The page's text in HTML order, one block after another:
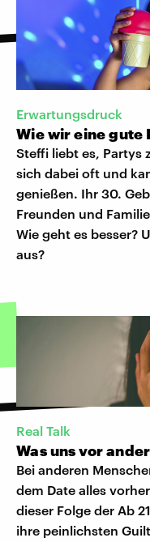
Erwartungsdruck
Wie wir eine gute
Steffi liebt es, Partys
sich dabei oft und
genießen. Ihr 30.
Freunden und
Wie geht es besser?
aus?
Real Talk
Was uns vor
Bei anderen
dem Date alles
dieser Folge der Ab
ihre peinlichsten